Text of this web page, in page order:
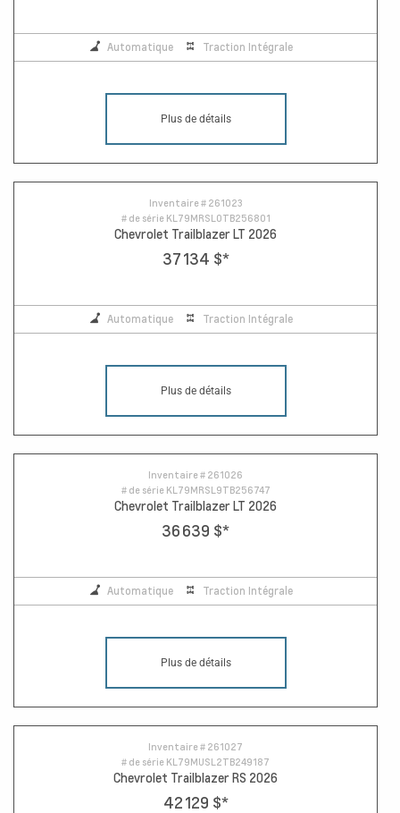
Automatique Traction Intégrale
Plus de détails
Inventaire # 261023
# de série KL79MRSL0TB256801
Chevrolet Trailblazer LT 2026
37 134 $*
Automatique Traction Intégrale
Plus de détails
Inventaire # 261026
# de série KL79MRSL9TB256747
Chevrolet Trailblazer LT 2026
36 639 $*
Automatique Traction Intégrale
Plus de détails
Inventaire # 261027
# de série KL79MUSL2TB249187
Chevrolet Trailblazer RS 2026
42 129 $*